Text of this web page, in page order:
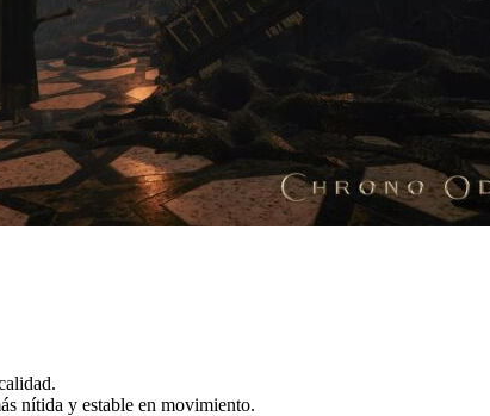
nítida y estable en movimiento.